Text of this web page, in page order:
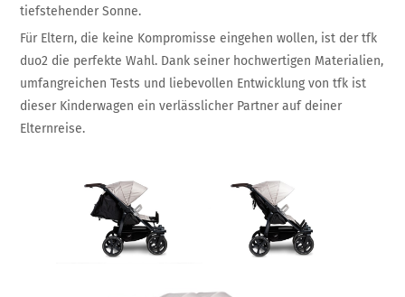
tiefstehender Sonne.
Für Eltern, die keine Kompromisse eingehen wollen, ist der tfk
duo2 die perfekte Wahl. Dank seiner hochwertigen Materialien,
umfangreichen Tests und liebevollen Entwicklung von tfk ist
dieser Kinderwagen ein verlässlicher Partner auf deiner
Elternreise.